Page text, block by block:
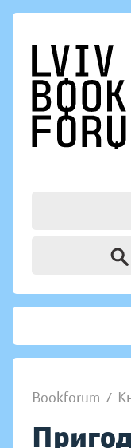
Bookforum /